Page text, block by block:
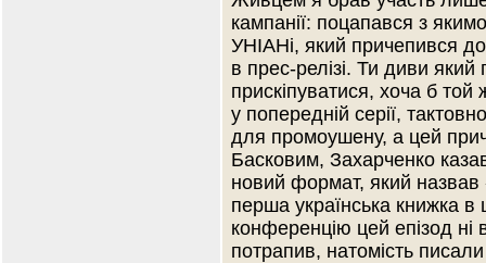
кампанії: поцапався з
УНІАНі, який причепився
в прес-релізі. Ти диви
прискіпуватися, хоча б
у попередній серії,
для промоушену, а цей
Басковим, Захарченко
новий формат, який назвав
перша українська книжка в
конференцію цей епізод ні
потрапив, натомість